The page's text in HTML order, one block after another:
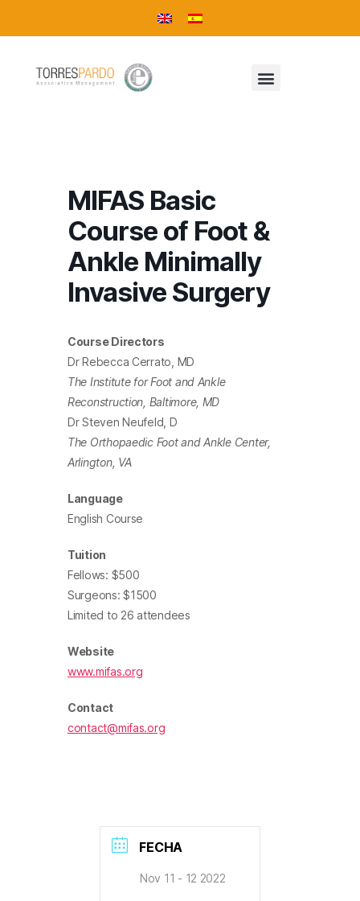
MIFAS Basic
Course of Foot &
Ankle Minimally
Invasive Surgery
Course Directors
Dr Rebecca Cerrato, MD
The Institute for Foot and Ankle
Reconstruction, Baltimore, MD
Dr Steven Neufeld, D
The Orthopaedic Foot and Ankle Center,
Arlington, VA
Language
English Course
Tuition
Fellows: $500
Surgeons: $1500
Limited to 26 attendees
Website
www.mifas.org
Contact
contact@mifas.org
FECHA
Nov 11 - 12 2022